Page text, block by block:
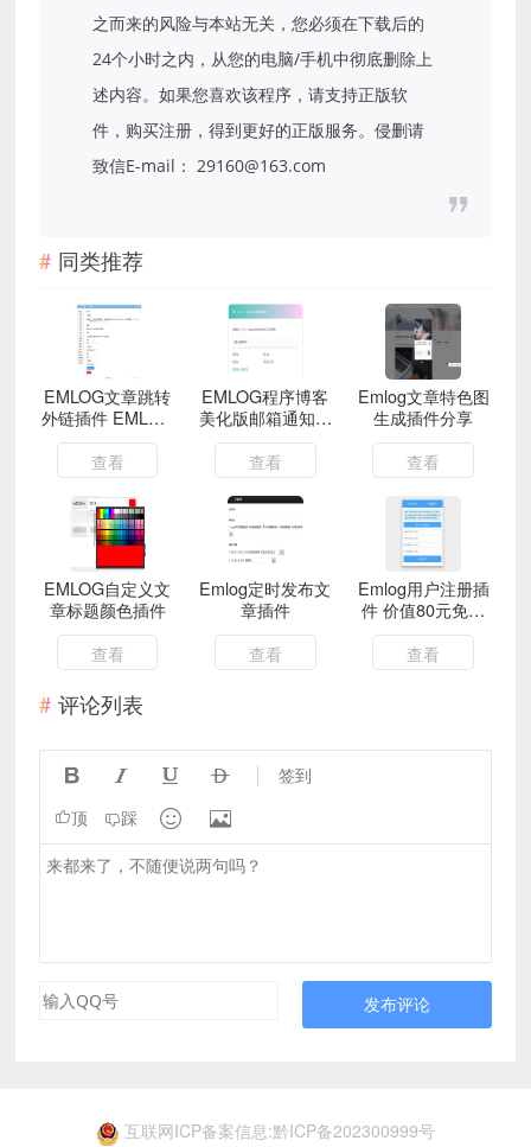
之而来的风险与本站无关，您必须在下载后的
24个小时之内，从您的电脑/手机中彻底删除上
述内容。如果您喜欢该程序，请支持正版软
件，购买注册，得到更好的正版服务。侵删请
致信E-mail： 29160@163.com
同类推荐
EMLOG文章跳转
外链插件 EMLOG
文章置顶广告跳转
必备
查看
EMLOG程序博客
美化版邮箱通知插
件
查看
Emlog文章特色图
生成插件分享
查看
EMLOG自定义文
章标题颜色插件
查看
Emlog定时发布文
章插件
查看
Emlog用户注册插
件 价值80元免费
分享
查看
评论列表
    签到
顶 踩  
发布评论
互联网ICP备案信息:黔ICP备202300999号